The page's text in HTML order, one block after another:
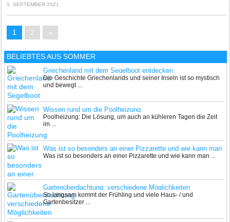
1. SEPTEMBER 2021
1 2 »
BELIEBTES AUS SOMMER
Griechenland mit dem Segelboot entdecken
Die Geschichte Griechenlands und seiner Inseln ist so mystisch
und bewegt ...
Wissen rund um die Poolheizung
Poolheizung: Die Lösung, um auch an kühleren Tagen die Zeit
im ...
Was ist so besonders an einer Pizzarette und wie kann man
diese richtig anwenden?
Was ist so besonders an einer Pizzarette und wie kann man ...
Gartenüberdachtung: verschiedene Möglichkeiten
So langsam kommt der Frühling und viele Haus- / und
Gartenbesitzer ...